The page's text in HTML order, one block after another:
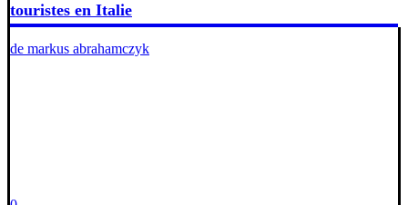
touristes en Italie
de markus abrahamczyk